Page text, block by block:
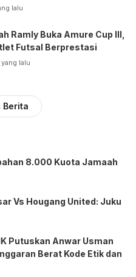
lalu
Ramly Buka Amure Cup III,
Futsal Berprestasi
lalu
Berita
8.000 Kuota Jamaah
Vs Hougang United: Juku
Putuskan Anwar Usman
Berat Kode Etik dan